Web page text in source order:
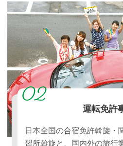
運転免許
日本全国の合宿免許斡旋・
習所斡旋と、国内外の旅行